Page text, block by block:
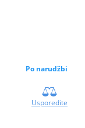
Po narudžbi
Usporedite